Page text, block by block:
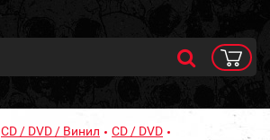
CD / DVD / Винил
CD / DVD